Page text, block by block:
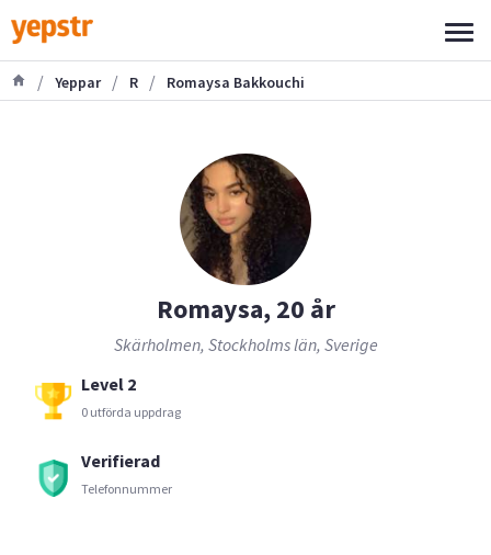
/ Yeppar / R / Romaysa Bakkouchi
Romaysa, 20 år
Skärholmen, Stockholms län, Sverige
Level 2
0 utförda uppdrag
Verifierad
Telefonnummer